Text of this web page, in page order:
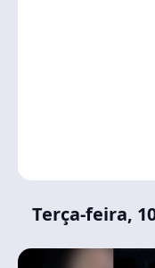
Terça-feira,